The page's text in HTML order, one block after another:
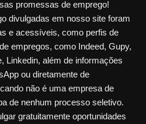
promessas de emprego!
divulgadas em nosso site foram
e acessíveis, como perfis de
empregos, como Indeed, Gupy,
Linkedin, além de informações
ou diretamente de
não é uma empresa de
de nenhum processo seletivo.
gratuitamente oportunidades